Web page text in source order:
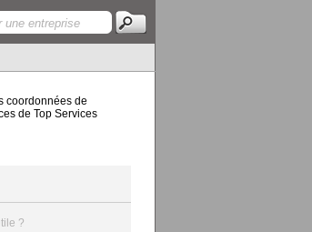
coordonnées de
de Top Services
?